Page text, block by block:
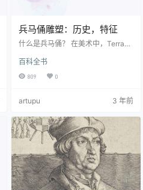
兵马俑雕塑：历史，特征
什么是兵马俑？ 在美术中，Terraco
种 雕塑 ，无釉 陶艺 或装饰性 建筑
，由粗糙的多孔粘土制成，以其多
术 沿底格里斯河和幼发拉底河，以
的砖瓦已被用于建造民用建筑和民
用建筑。 兵马俑被广泛用于 古代艺
术 ，尤其是 中国陶器 （从公元前1
0, 000年开始）及以后…
百科全书
809 0
artupu 3 年前